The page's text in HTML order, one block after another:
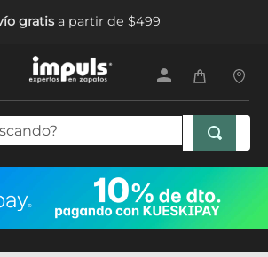
gratisa partir de $499